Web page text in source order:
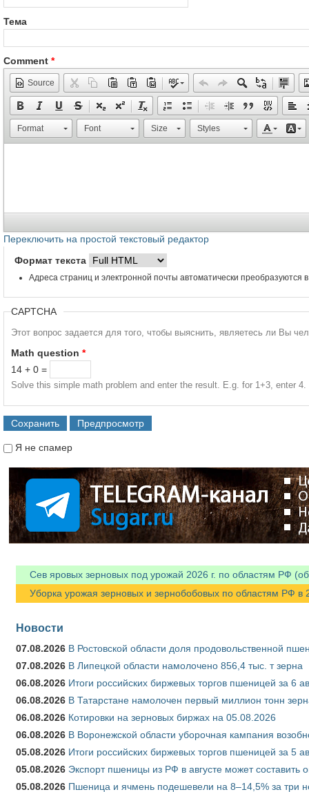
Тема
Comment *
Source
Format Font Size Styles
Переключить на простой текстовый редактор
Формат текста
Адреса страниц и электронной почты автоматически преобразуются
CAPTCHA
Этот вопрос задается для того, чтобы выяснить, являетесь ли Вы
Math question *
14 + 0 =
Solve this simple math problem and enter the result. E.g. for 1+3, enter 4.
Я не спамер
Сев яровых зерновых под урожай 2026 г. по областям РФ
Уборка урожая зерновых и зернобобовых по областям РФ в
Новости
07.08.2026 В Ростовской области доля продовольственной
07.08.2026 В Липецкой области намолочено 856,4 тыс. т зерна
06.08.2026 Итоги российских биржевых торгов пшеницей за 6
06.08.2026 В Татарстане намолочен первый миллион тонн
06.08.2026 Котировки на зерновых биржах на 05.08.2026
06.08.2026 В Воронежской области уборочная кампания
05.08.2026 Итоги российских биржевых торгов пшеницей за 5
05.08.2026 Экспорт пшеницы из РФ в августе может составить
05.08.2026 Пшеница и ячмень подешевели на 8–14,5% за три